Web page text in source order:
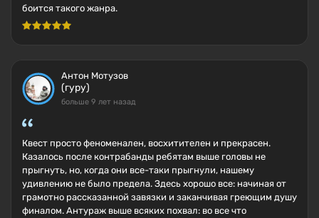
боится такого жанра.
Антон Мотузов
(гуру)
больше 9 лет назад
Квест просто феноменален, восхитителен и прекрасен.
Казалось после контрабанды ребятам выше головы не
прыгнуть, но, когда они все-таки прыгнули, нашему
удивлению не было предела. Здесь хорошо все: начиная от
грамотно рассказанной завязки и заканчивая греющим душу
финалом. Антураж выше всяких похвал: во все что